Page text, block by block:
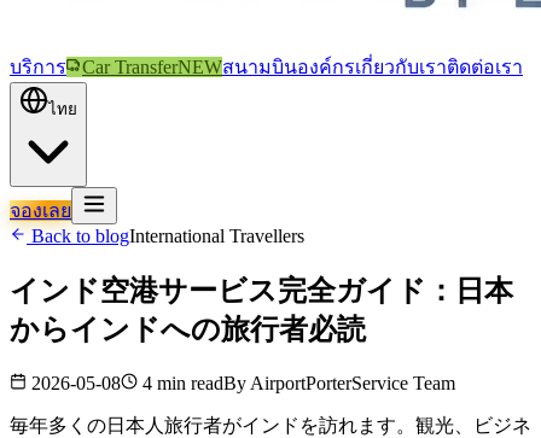
บริการ Car TransferNEWสนามบินองค์กรเกี่ยวกับเราติดต่อเรา
ไทย
จองเลย
Back to blogInternational Travellers
インド空港サービス完全ガイド：日本
からインドへの旅行者必読
2026-05-08 4 min readBy AirportPorterService Team
毎年多くの日本人旅行者がインドを訪れます。観光、ビジネ